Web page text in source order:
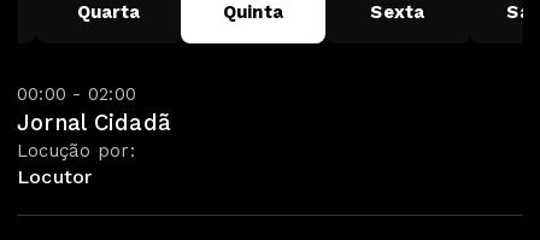
Quarta Quinta Sexta
00:00 - 02:00
Jornal Cidadã
Locução por:
Locutor